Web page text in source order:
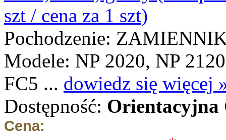
Pochodzenie:
Modele: NP 2020, NP
FC5 ... dowiedz się więcej
Dostępność: Orientacyjna
Cena: